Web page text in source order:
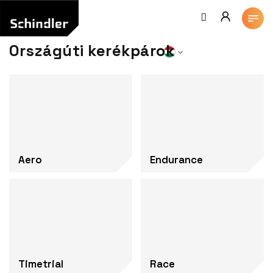
fő
tartalomhoz
Országúti kerékpárok
Aero Endurance
Timetrial Race